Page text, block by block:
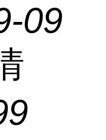
09